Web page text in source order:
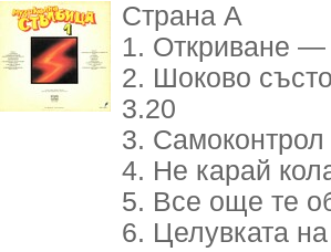
Страна А
1. Откриване —
2. Шоково
3.20
3.
4. Не карай
5. Все още те
6. Целувката